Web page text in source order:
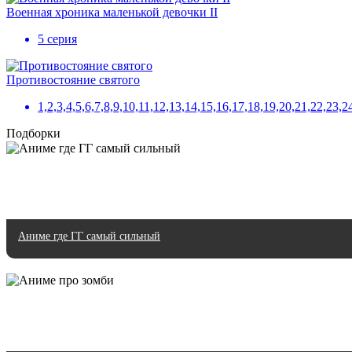
Военная хроника маленькой девочки II
5 серия
Противостояние святого
Подборки
Аниме где ГГ самый сильный